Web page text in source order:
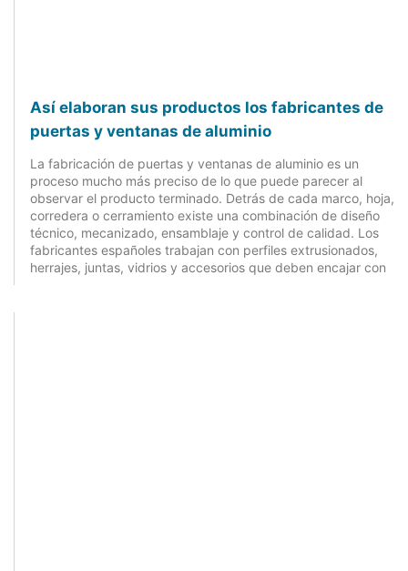
Así elaboran sus productos los fabricantes de
puertas y ventanas de aluminio
La fabricación de puertas y ventanas de aluminio es un
proceso mucho más preciso de lo que puede parecer al
observar el producto terminado. Detrás de cada marco, hoja,
corredera o cerramiento existe una combinación de diseño
técnico, mecanizado, ensamblaje y control de calidad. Los
fabricantes españoles trabajan con perfiles extrusionados,
herrajes, juntas, vidrios y accesorios que deben encajar con